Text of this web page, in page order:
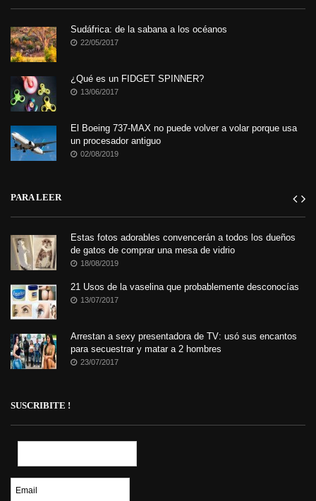
Sudáfrica: de la sabana a los océanos
22/05/2017
¿Qué es un FIDGET SPINNER?
13/06/2017
El Boeing 737-MAX no puede volver a volar porque usa
un procesador antiguo
02/08/2019
PARA LEER
Estas fotos adorables convencerán a todos los dueños
de gatos de comprar una mesa de vidrio
18/08/2019
21 Usos de la vaselina que probablemente desconocías
13/07/2017
Arrestan a sexy presentadora de TV: usó sus encantos
para secuestrar y matar a 2 hombres
23/07/2017
SUSCRIBITE !